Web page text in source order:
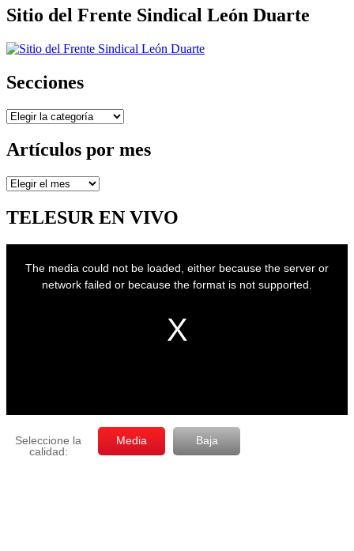
Sitio del Frente Sindical León Duarte
Secciones
Secciones
Artículos por mes
Artículos
mes
TELESUR EN VIVO